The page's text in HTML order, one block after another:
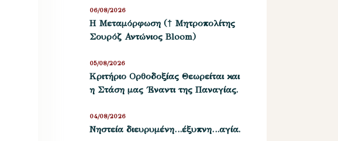
Η Μεταμόρφωση († Μητροπολίτης
Σουρόζ Αντώνιος Bloom)
06/08/2026
Kριτήριο Oρθοδοξίας Θεωρείται και
η Στάση μας ΄Εναντι της Παναγίας.
05/08/2026
Νηστεία διευρυμένη…έξυπνη…αγία.
04/08/2026